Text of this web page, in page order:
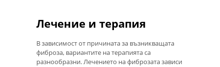
Лечение и терапия
В зависимост от причината за възникващата
фиброза, вариантите на терапията са
разнообразни. Лечението на фиброзата зависи